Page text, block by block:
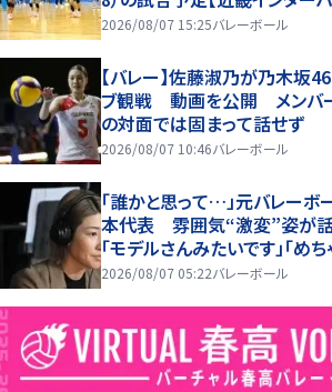
26】
2026/08/07 15:25バレーボール
【バレー】佐藤淑乃が乃木坂
ブ観戦 動画を公開 メンバ
の対面では固まって話せず
2026/08/07 10:46バレーボール
「誰かと思って…」元バレーボ
本代表 雰囲気“激変”姿が
「モデルさんみたいです」「め
レイ」
2026/08/07 05:22バレーボール